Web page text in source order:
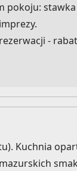
stawka
-
Kuchnia